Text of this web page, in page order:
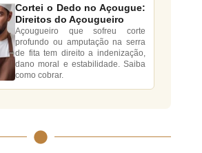
Cortei o Dedo no Açougue:
Direitos do Açougueiro
Açougueiro que sofreu corte
profundo ou amputação na serra
de fita tem direito a indenização,
dano moral e estabilidade. Saiba
como cobrar.